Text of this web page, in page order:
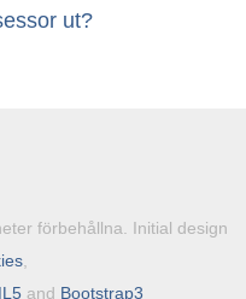
ut?
förbehållna. Initial design
,
and Bootstrap3